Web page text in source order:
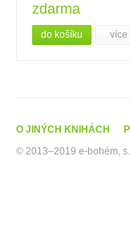
zdarma
do košíku více
O JINÝCH KNIHÁCH
© 2013–2019 e-bohém,